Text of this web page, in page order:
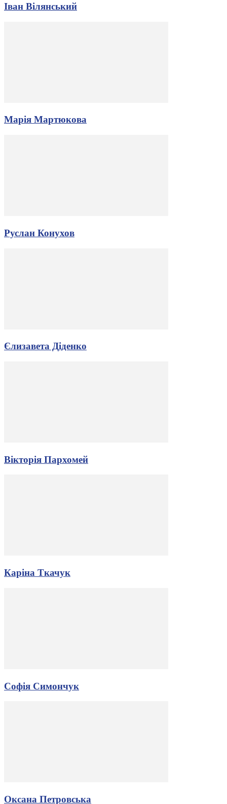
Іван Вілянський
Марія Мартюкова
Руслан Конухов
Єлизавета Діденко
Вікторія Пархомей
Каріна Ткачук
Софія Симончук
Оксана Петровська